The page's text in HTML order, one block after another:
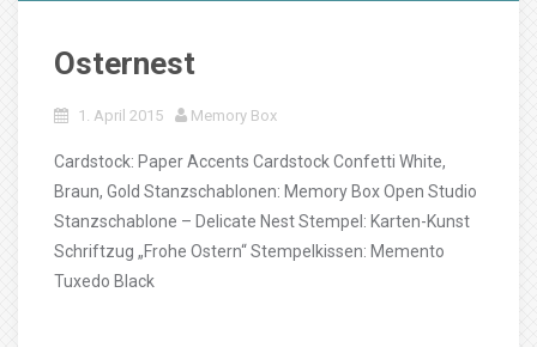
Osternest
1. April 2015 Memory Box
Cardstock: Paper Accents Cardstock Confetti White,
Braun, Gold Stanzschablonen: Memory Box Open Studio
Stanzschablone – Delicate Nest Stempel: Karten-Kunst
Schriftzug „Frohe Ostern“ Stempelkissen: Memento
Tuxedo Black